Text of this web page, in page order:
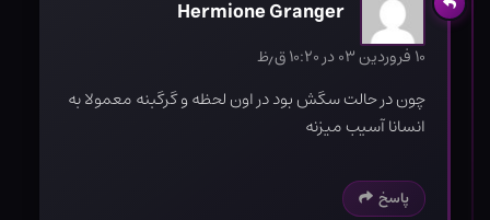
Hermione Granger
۱۰ فروردین ۰۳ در ۱۰:۲۰ ق٫ظ
چون در حالت سگش بود در اون لحظه و گرگبنه معمولا به
انسانا آسیب میزنه
پاسخ